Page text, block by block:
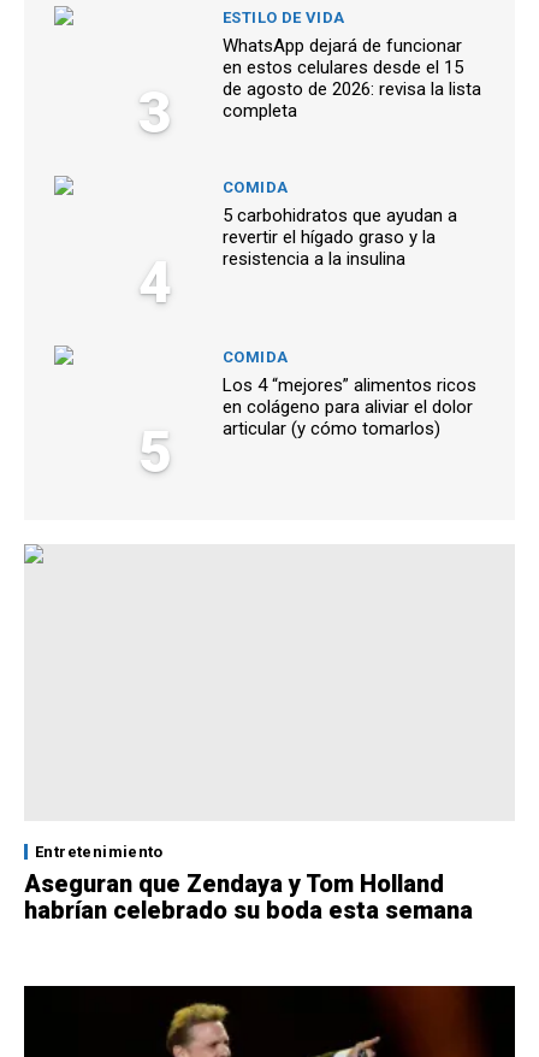
3
ESTILO DE VIDA
WhatsApp dejará de funcionar
en estos celulares desde el 15
de agosto de 2026: revisa la lista
completa
4
COMIDA
5 carbohidratos que ayudan a
revertir el hígado graso y la
resistencia a la insulina
5
COMIDA
Los 4 “mejores” alimentos ricos
en colágeno para aliviar el dolor
articular (y cómo tomarlos)
Entretenimiento
Aseguran que Zendaya y Tom Holland
habrían celebrado su boda esta semana